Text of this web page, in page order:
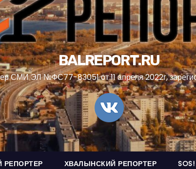
BALREPORT.RU
СМИ ЭЛ №ФС77-83051 от 11 апреля 2022г,
РЕПОРТЕР ХВАЛЫНСКИЙ РЕПОРТЕР